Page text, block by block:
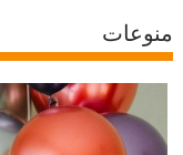
منوعات